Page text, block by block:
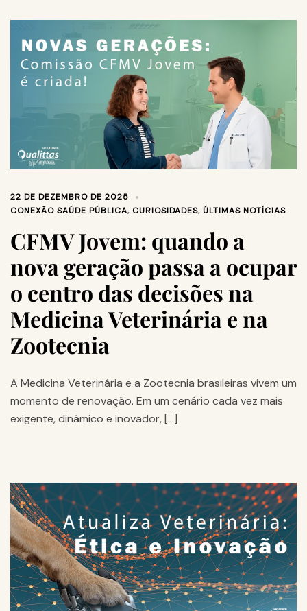
22 DE DEZEMBRO DE 2025
CONEXÃO SAÚDE PÚBLICA, CURIOSIDADES, ÚLTIMAS NOTÍCIAS
CFMV Jovem: quando a
nova geração passa a ocupar
o centro das decisões na
Medicina Veterinária e na
Zootecnia
A Medicina Veterinária e a Zootecnia brasileiras vivem um
momento de renovação. Em um cenário cada vez mais
exigente, dinâmico e inovador, […]